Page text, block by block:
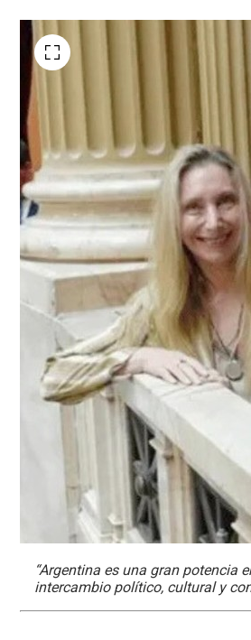
“Argentina es una gran potencia
intercambio político, cultural y